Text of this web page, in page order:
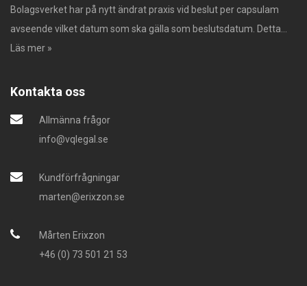
Bolagsverket har på nytt ändrat praxis vid beslut per capsulam
avseende vilket datum som ska gälla som beslutsdatum. Detta...
Läs mer »
Kontakta oss
Allmänna frågor
info@vqlegal.se
Kundförfrågningar
marten@erixzon.se
Mårten Erixzon
+46 (0) 73 501 21 53